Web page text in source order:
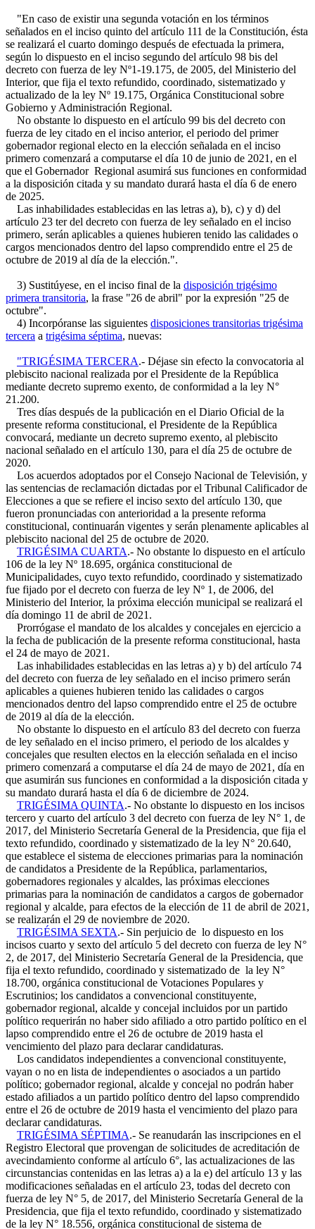
"En caso de existir una segunda votación en los términos
señalados en el inciso quinto del artículo 111 de la Constitución, ésta
se realizará el cuarto domingo después de efectuada la primera,
según lo dispuesto en el inciso segundo del artículo 98 bis del
decreto con fuerza de ley Nº1-19.175, de 2005, del Ministerio del
Interior, que fija el texto refundido, coordinado, sistematizado y
actualizado de la ley Nº 19.175, Orgánica Constitucional sobre
Gobierno y Administración Regional.
No obstante lo dispuesto en el artículo 99 bis del decreto con
fuerza de ley citado en el inciso anterior, el periodo del primer
gobernador regional electo en la elección señalada en el inciso
primero comenzará a computarse el día 10 de junio de 2021, en el
que el Gobernador Regional asumirá sus funciones en conformidad
a la disposición citada y su mandato durará hasta el día 6 de enero
de 2025.
Las inhabilidades establecidas en las letras a), b), c) y d) del
artículo 23 ter del decreto con fuerza de ley señalado en el inciso
primero, serán aplicables a quienes hubieren tenido las calidades o
cargos mencionados dentro del lapso comprendido entre el 25 de
octubre de 2019 al día de la elección.".
3) Sustitúyese, en el inciso final de la disposición trigésimo
primera transitoria, la frase "26 de abril" por la expresión "25 de
octubre".
4) Incorpóranse las siguientes disposiciones transitorias trigésima
tercera a trigésima séptima, nuevas:
"TRIGÉSIMA TERCERA.- Déjase sin efecto la convocatoria al
plebiscito nacional realizada por el Presidente de la República
mediante decreto supremo exento, de conformidad a la ley N°
21.200.
Tres días después de la publicación en el Diario Oficial de la
presente reforma constitucional, el Presidente de la República
convocará, mediante un decreto supremo exento, al plebiscito
nacional señalado en el artículo 130, para el día 25 de octubre de
2020.
Los acuerdos adoptados por el Consejo Nacional de Televisión, y
las sentencias de reclamación dictadas por el Tribunal Calificador de
Elecciones a que se refiere el inciso sexto del artículo 130, que
fueron pronunciadas con anterioridad a la presente reforma
constitucional, continuarán vigentes y serán plenamente aplicables al
plebiscito nacional del 25 de octubre de 2020.
TRIGÉSIMA CUARTA.- No obstante lo dispuesto en el artículo
106 de la ley Nº 18.695, orgánica constitucional de
Municipalidades, cuyo texto refundido, coordinado y sistematizado
fue fijado por el decreto con fuerza de ley Nº 1, de 2006, del
Ministerio del Interior, la próxima elección municipal se realizará el
día domingo 11 de abril de 2021.
Prorrógase el mandato de los alcaldes y concejales en ejercicio a
la fecha de publicación de la presente reforma constitucional, hasta
el 24 de mayo de 2021.
Las inhabilidades establecidas en las letras a) y b) del artículo 74
del decreto con fuerza de ley señalado en el inciso primero serán
aplicables a quienes hubieren tenido las calidades o cargos
mencionados dentro del lapso comprendido entre el 25 de octubre
de 2019 al día de la elección.
No obstante lo dispuesto en el artículo 83 del decreto con fuerza
de ley señalado en el inciso primero, el periodo de los alcaldes y
concejales que resulten electos en la elección señalada en el inciso
primero comenzará a computarse el día 24 de mayo de 2021, día en
que asumirán sus funciones en conformidad a la disposición citada y
su mandato durará hasta el día 6 de diciembre de 2024.
TRIGÉSIMA QUINTA.- No obstante lo dispuesto en los incisos
tercero y cuarto del artículo 3 del decreto con fuerza de ley N° 1, de
2017, del Ministerio Secretaría General de la Presidencia, que fija el
texto refundido, coordinado y sistematizado de la ley N° 20.640,
que establece el sistema de elecciones primarias para la nominación
de candidatos a Presidente de la República, parlamentarios,
gobernadores regionales y alcaldes, las próximas elecciones
primarias para la nominación de candidatos a cargos de gobernador
regional y alcalde, para efectos de la elección de 11 de abril de 2021,
se realizarán el 29 de noviembre de 2020.
TRIGÉSIMA SEXTA.- Sin perjuicio de lo dispuesto en los
incisos cuarto y sexto del artículo 5 del decreto con fuerza de ley N°
2, de 2017, del Ministerio Secretaría General de la Presidencia, que
fija el texto refundido, coordinado y sistematizado de la ley N°
18.700, orgánica constitucional de Votaciones Populares y
Escrutinios; los candidatos a convencional constituyente,
gobernador regional, alcalde y concejal incluidos por un partido
político requerirán no haber sido afiliado a otro partido político en el
lapso comprendido entre el 26 de octubre de 2019 hasta el
vencimiento del plazo para declarar candidaturas.
Los candidatos independientes a convencional constituyente,
vayan o no en lista de independientes o asociados a un partido
político; gobernador regional, alcalde y concejal no podrán haber
estado afiliados a un partido político dentro del lapso comprendido
entre el 26 de octubre de 2019 hasta el vencimiento del plazo para
declarar candidaturas.
TRIGÉSIMA SÉPTIMA.- Se reanudarán las inscripciones en el
Registro Electoral que provengan de solicitudes de acreditación de
avecindamiento conforme al artículo 6°, las actualizaciones de las
circunstancias contenidas en las letras a) a la e) del artículo 13 y las
modificaciones señaladas en el artículo 23, todas del decreto con
fuerza de ley N° 5, de 2017, del Ministerio Secretaría General de la
Presidencia, que fija el texto refundido, coordinado y sistematizado
de la ley N° 18.556, orgánica constitucional de sistema de